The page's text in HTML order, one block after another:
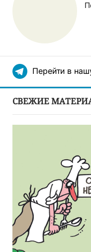
Перейти в
СВЕЖИЕ